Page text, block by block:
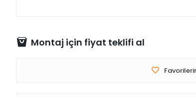
Montaj için fiyat teklifi al